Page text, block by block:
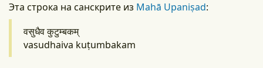
Эта строка на санскрите из Mahā Upaniṣad:
वसुधैव कुटुम्बकम्
vasudhaiva kuṭumbakam